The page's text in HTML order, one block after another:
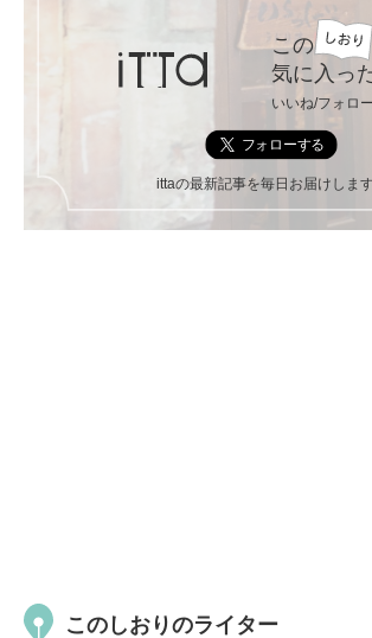
この
気に入っ
いいね/フォロ
ittaの最新記事を毎日お届けします
このしおりのライター